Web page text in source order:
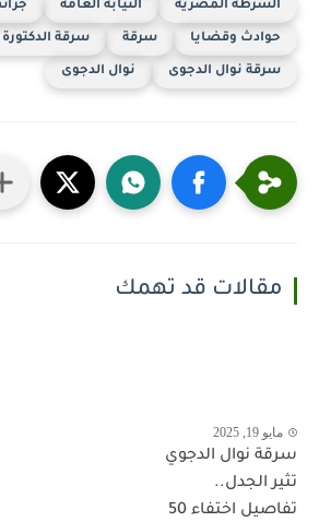
الشرطة المصرية النيابة العامة
حوادث وقضايا سرقة سرقة
سرقة نوال الدجوى نوال الدجوى
مقالات قد تهمك
مايو 19, 2025
سرقة نوال الدجوي
تثير الجدل..
تفاصيل اختفاء 50